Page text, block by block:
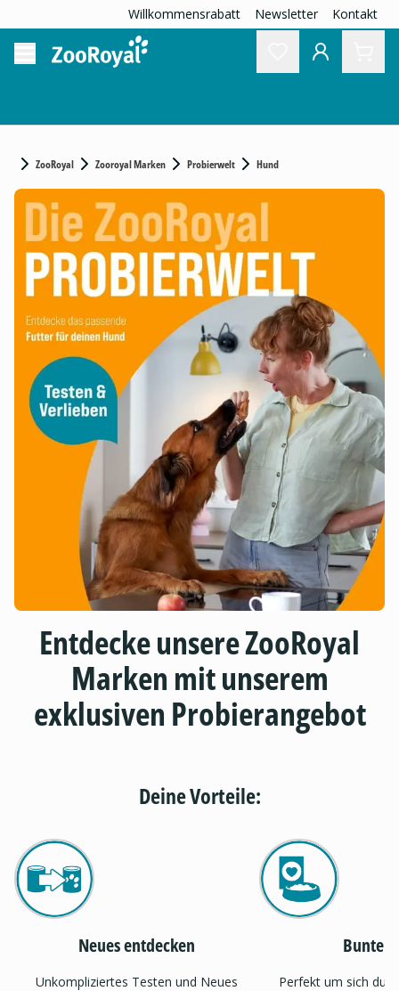
Willkommensrabatt Newsletter Kontakt
ZooRoyal Zooroyal Marken Probierwelt Hund
Entdecke unsere ZooRoyal
Marken mit unserem
exklusiven Probierangebot
Deine Vorteile:
Neues entdecken
Unkompliziertes Testen und Neues
Bunter
Perfekt um sich